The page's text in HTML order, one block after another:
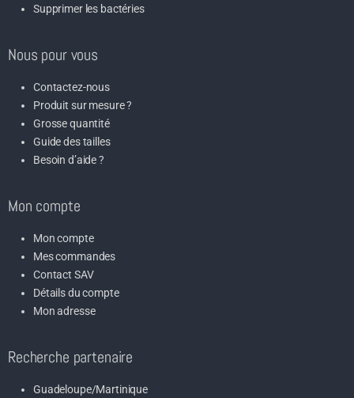
Supprimer les bactéries
Nous pour vous
Contactez-nous
Produit sur mesure ?
Grosse quantité
Guide des tailles
Besoin d’aide ?
Mon compte
Mon compte
Mes commandes
Contact SAV
Détails du compte
Mon adresse
Recherche partenaire
Guadeloupe/Martinique